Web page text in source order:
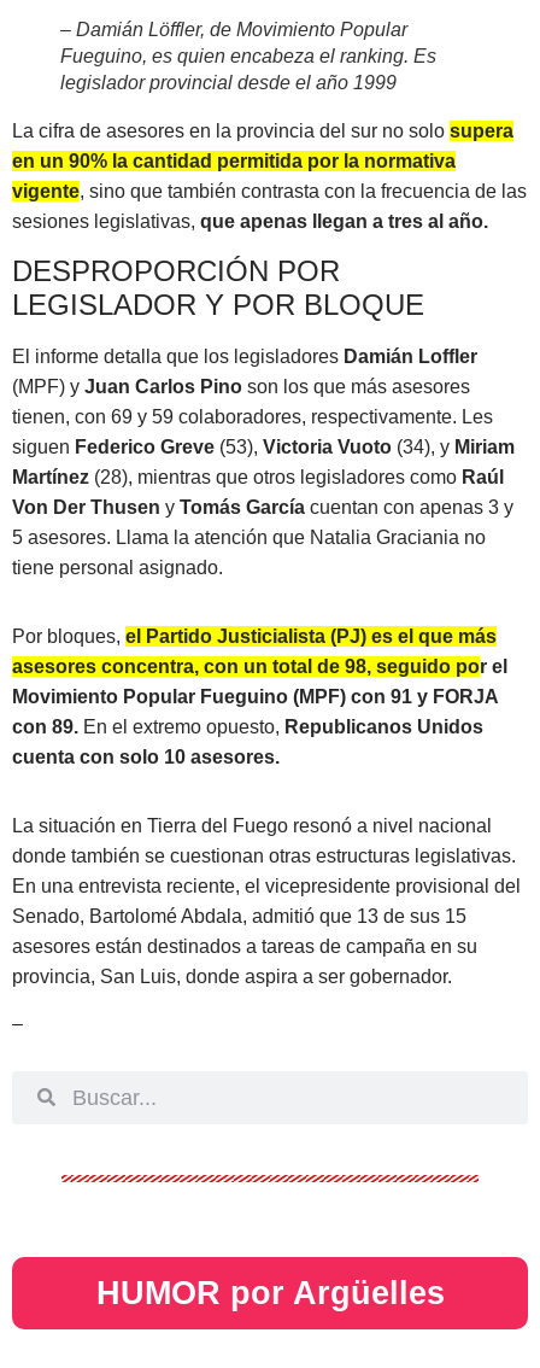
– Damián Löffler, de Movimiento Popular
Fueguino, es quien encabeza el ranking. Es
legislador provincial desde el año 1999
La cifra de asesores en la provincia del sur no solo supera
en un 90% la cantidad permitida por la normativa
vigente, sino que también contrasta con la frecuencia de las
sesiones legislativas, que apenas llegan a tres al año.
DESPROPORCIÓN POR
LEGISLADOR Y POR BLOQUE
El informe detalla que los legisladores Damián Loffler
(MPF) y Juan Carlos Pino son los que más asesores
tienen, con 69 y 59 colaboradores, respectivamente. Les
siguen Federico Greve (53), Victoria Vuoto (34), y Miriam
Martínez (28), mientras que otros legisladores como Raúl
Von Der Thusen y Tomás García cuentan con apenas 3 y
5 asesores. Llama la atención que Natalia Graciania no
tiene personal asignado.
Por bloques, el Partido Justicialista (PJ) es el que más
asesores concentra, con un total de 98, seguido por el
Movimiento Popular Fueguino (MPF) con 91 y FORJA
con 89. En el extremo opuesto, Republicanos Unidos
cuenta con solo 10 asesores.
La situación en Tierra del Fuego resonó a nivel nacional
donde también se cuestionan otras estructuras legislativas.
En una entrevista reciente, el vicepresidente provisional del
Senado, Bartolomé Abdala, admitió que 13 de sus 15
asesores están destinados a tareas de campaña en su
provincia, San Luis, donde aspira a ser gobernador.
–
HUMOR por Argüelles​